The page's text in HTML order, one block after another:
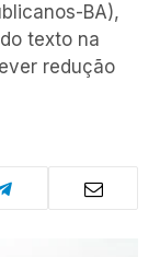
BA),
texto na
redução